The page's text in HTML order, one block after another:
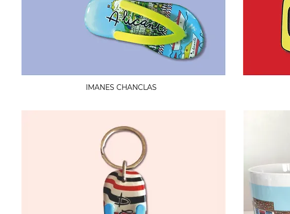
IMANES CHANCLAS